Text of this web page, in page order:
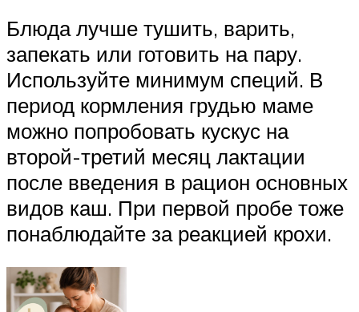
Блюда лучше тушить, варить,
запекать или готовить на пару.
Используйте минимум специй. В
период кормления грудью маме
можно попробовать кускус на
второй-третий месяц лактации
после введения в рацион основных
видов каш. При первой пробе тоже
понаблюдайте за реакцией крохи.